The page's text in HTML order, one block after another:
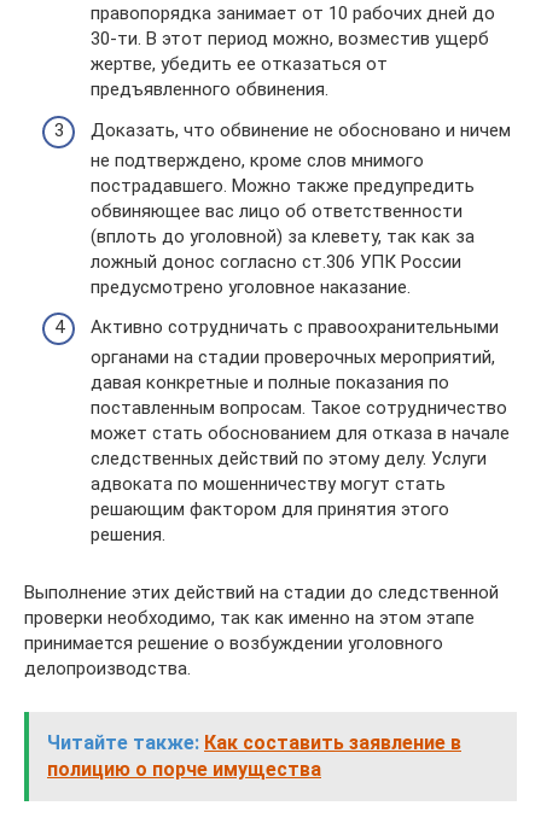
правопорядка занимает от 10 рабочих дней до
30-ти. В этот период можно, возместив ущерб
жертве, убедить ее отказаться от
предъявленного обвинения.
Доказать, что обвинение не обосновано и ничем
не подтверждено, кроме слов мнимого
пострадавшего. Можно также предупредить
обвиняющее вас лицо об ответственности
(вплоть до уголовной) за клевету, так как за
ложный донос согласно ст.306 УПК России
предусмотрено уголовное наказание.
Активно сотрудничать с правоохранительными
органами на стадии проверочных мероприятий,
давая конкретные и полные показания по
поставленным вопросам. Такое сотрудничество
может стать обоснованием для отказа в начале
следственных действий по этому делу. Услуги
адвоката по мошенничеству могут стать
решающим фактором для принятия этого
решения.
Выполнение этих действий на стадии до следственной
проверки необходимо, так как именно на этом этапе
принимается решение о возбуждении уголовного
делопроизводства.
Читайте также: Как составить заявление в
полицию о порче имущества